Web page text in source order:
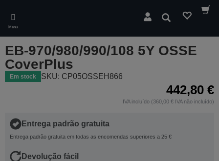
main
content
Menu
Pesquisar
EB-970/980/990/108 5Y OSSE
CoverPlus
Em stock SKU: CP05OSSEH866
442,80 €
IVA incluído (360,00 € IVA não incluído)
Entrega padrão gratuita
Entrega padrão gratuita em todas as encomendas superiores a 25 €
Devolução fácil